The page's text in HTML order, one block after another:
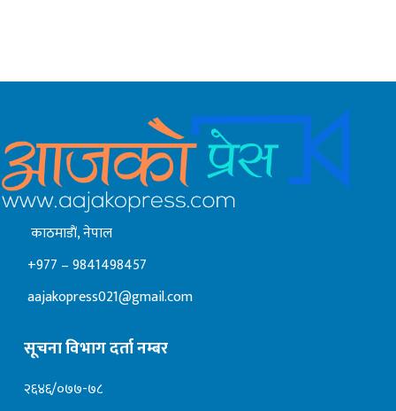
काठमाडाैं, नेपाल
+977 – 9841498457
aajakopress021@gmail.com
सूचना विभाग दर्ता नम्बर
२६४६/०७७-७८